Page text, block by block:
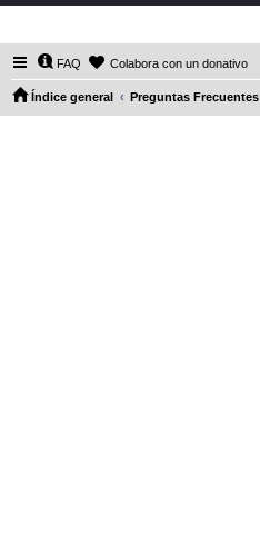
FAQ Colabora con un donativo
Índice general Preguntas Frecuentes